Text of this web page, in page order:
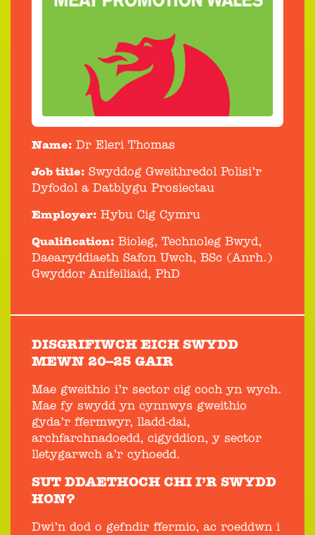
Name: Dr Eleri Thomas
Job title: Swyddog Gweithredol Polisi’r
Dyfodol a Datblygu Prosiectau
Employer: Hybu Cig Cymru
Qualification: Bioleg, Technoleg Bwyd,
Daearyddiaeth Safon Uwch, BSc (Anrh.)
Gwyddor Anifeiliaid, PhD
DISGRIFIWCH EICH SWYDD
MEWN 20–25 GAIR
Mae gweithio i’r sector cig coch yn wych.
Mae fy swydd yn cynnwys gweithio
gyda’r ffermwyr, lladd-dai,
archfarchnadoedd, cigyddion, y sector
lletygarwch a’r cyhoedd.
SUT DDAETHOCH CHI I’R SWYDD
HON?
Dwi’n dod o gefndir ffermio, ac roeddwn i